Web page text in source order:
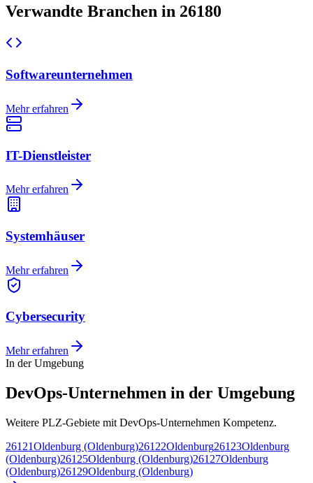
Verwandte Branchen in 26180
Softwareunternehmen
Mehr erfahren
IT-Dienstleister
Mehr erfahren
Systemhäuser
Mehr erfahren
Cybersecurity
Mehr erfahren
In der Umgebung
DevOps-Unternehmen in der Umgebung
Weitere PLZ-Gebiete mit DevOps-Unternehmen Kompetenz.
26121Oldenburg (Oldenburg)26122Oldenburg26123Oldenburg
(Oldenburg)26125Oldenburg (Oldenburg)26127Oldenburg
(Oldenburg)26129Oldenburg (Oldenburg)